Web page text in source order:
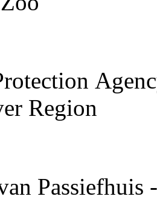
Region
Passiefhuis -